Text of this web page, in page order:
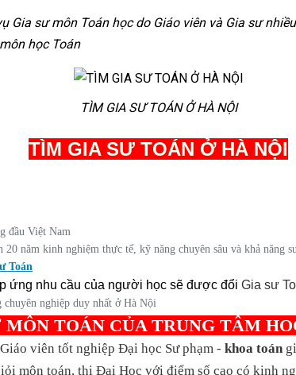
Gia sư môn Toán học do Giáo viên và Gia sư
học Toán
TÌM GIA SƯ TOÁN Ở HÀ NỘI
TÌM GIA SƯ TOÁN Ở HÀ NỘI
đầu Việt Nam
20 năm kinh nghiệm thực tế, kỹ năng chuyên sâu và khả năng
Toán
ứng nhu cầu của người học sẽ được đổi Gia sư
nghiệp duy nhất ở Hà Nội
MÔN TOÁNCỦA TRUNG TÂM
viên tốt nghiệp Đại học Sư phạm - khoa toán
môn toán, thi Đại Học với điểm số cao có kinh